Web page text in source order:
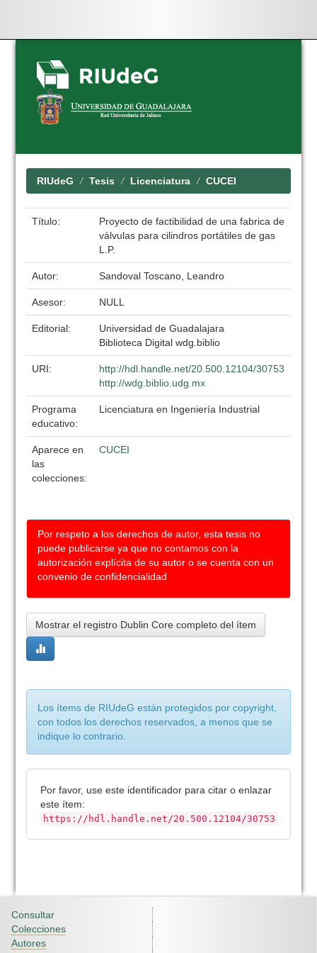
Skip
navigation
RIUdeG Tesis Licenciatura CUCEI
Título:
Proyecto de factibilidad de una fabrica de
válvulas para cilindros portátiles de gas
L.P.
Autor: Sandoval Toscano, Leandro
Asesor: NULL
Editorial:
Universidad de Guadalajara
Biblioteca Digital wdg.biblio
URI:
http://hdl.handle.net/20.500.12104/30753
http://wdg.biblio.udg.mx
Programa
educativo:
Licenciatura en Ingeniería Industrial
Aparece en
las
colecciones:
CUCEI
Por respeto a los derechos de autor, esta tesis no
puede publicarse ya que no contamos con la
autorización explícita de su autor o se cuenta con un
convenio de confidencialidad
Mostrar el registro Dublin Core completo del ítem
Los ítems de RIUdeG están protegidos por copyright,
con todos los derechos reservados, a menos que se
indique lo contrario.
Por favor, use este identificador para citar o enlazar
este ítem:
https://hdl.handle.net/20.500.12104/30753
Consultar
Colecciones
Autores